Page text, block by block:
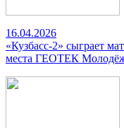
16.04.2026
«Кузбасс-2» сыграет
места ГЕОТЕК